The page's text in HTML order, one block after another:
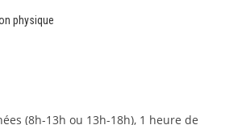
physique
(8h-13h ou 13h-18h), 1 heure de